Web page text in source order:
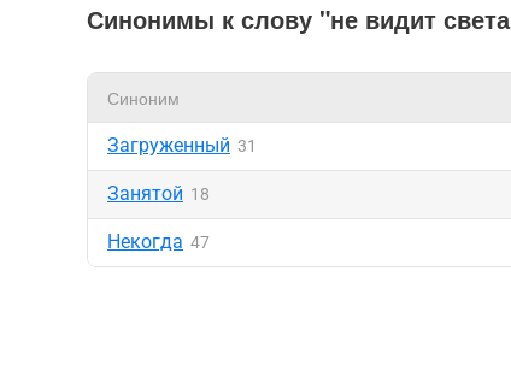
Синонимы к слову "не видит
Синоним
Загруженный 31
Занятой 18
Некогда 47